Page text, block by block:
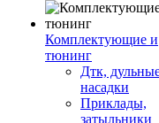
Комплектующие и
тюнинг
Дтк,
насадки
Приклады,
затыльники